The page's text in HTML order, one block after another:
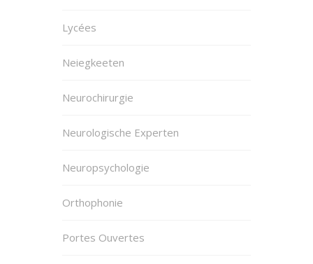
Lycées
Neiegkeeten
Neurochirurgie
Neurologische Experten
Neuropsychologie
Orthophonie
Portes Ouvertes